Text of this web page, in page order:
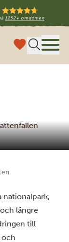
1252+ omdömen
nationalpark,
längre
till
och